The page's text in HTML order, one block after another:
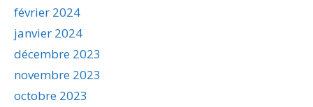
février 2024
janvier 2024
décembre 2023
novembre 2023
octobre 2023